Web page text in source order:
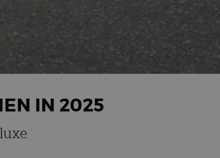
IN 2025